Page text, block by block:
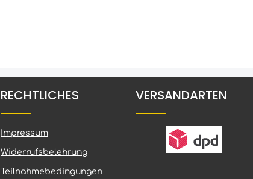
RECHTLICHES
Impressum
Widerrufsbelehrung
Teilnahmebedingungen
VERSANDARTEN